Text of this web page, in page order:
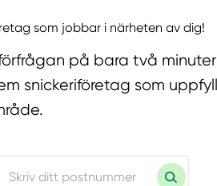
som jobbar i närheten av dig!
på bara två
snickeriföretag som